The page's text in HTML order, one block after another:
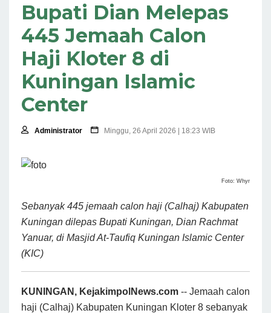
Bupati Dian Melepas
445 Jemaah Calon
Haji Kloter 8 di
Kuningan Islamic
Center
Administrator Minggu, 26 April 2026 | 18:23 WIB
Foto: Whyr
Sebanyak 445 jemaah calon haji (Calhaj) Kabupaten
Kuningan dilepas Bupati Kuningan, Dian Rachmat
Yanuar, di Masjid At-Taufiq Kuningan Islamic Center
(KIC)
KUNINGAN, KejakimpolNews.com -- Jemaah calon
haji (Calhaj) Kabupaten Kuningan Kloter 8 sebanyak